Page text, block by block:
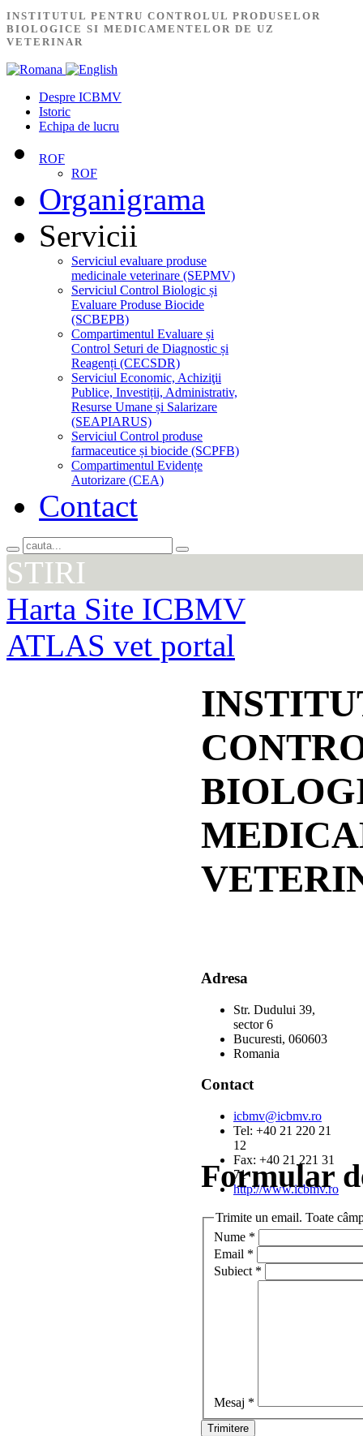
INSTITUTUL PENTRU CONTROLUL PRODUSELOR
BIOLOGICE SI MEDICAMENTELOR DE UZ
VETERINAR
Despre ICBMV
Istoric
Echipa de lucru
ROF
ROF
Organigrama
Servicii
Serviciul evaluare produse
medicinale veterinare (SEPMV)
Serviciul Control Biologic și
Evaluare Produse Biocide
(SCBEPB)
Compartimentul Evaluare și
Control Seturi de Diagnostic și
Reagenți (CECSDR)
Serviciul Economic, Achiziţii
Publice, Investiții, Administrativ,
Resurse Umane și Salarizare
(SEAPIARUS)
Serviciul Control produse
farmaceutice și biocide (SCPFB)
Compartimentul Evidențe
Autorizare (CEA)
Contact
STIRI
Harta Site ICBMV
ATLAS vet portal
Adresa
Str. Dudului 39,
sector 6
Bucuresti, 060603
Romania
Contact
icbmv@icbmv.ro
Tel: +40 21 220 21
12
Fax: +40 21 221 31
71
http://www.icbmv.ro
Formular
Trimite un email. Toate
Nume *
Email *
Subiect*
Mesaj *
Trimitere